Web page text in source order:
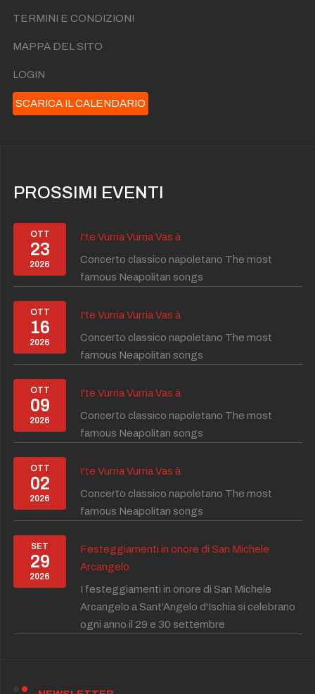
TERMINI E CONDIZIONI
MAPPA DEL SITO
LOGIN
SCARICA IL CALENDARIO
PROSSIMI EVENTI
OTT
23
2026
I'te Vurria Vurria Vas à
Concerto classico napoletano The most
famous Neapolitan songs
OTT
16
2026
I'te Vurria Vurria Vas à
Concerto classico napoletano The most
famous Neapolitan songs
OTT
09
2026
I'te Vurria Vurria Vas à
Concerto classico napoletano The most
famous Neapolitan songs
OTT
02
2026
I'te Vurria Vurria Vas à
Concerto classico napoletano The most
famous Neapolitan songs
SET
29
2026
Festeggiamenti in onore di San Michele
Arcangelo
I festeggiamenti in onore di San Michele
Arcangelo a Sant'Angelo d'Ischia si celebrano
ogni anno il 29 e 30 settembre